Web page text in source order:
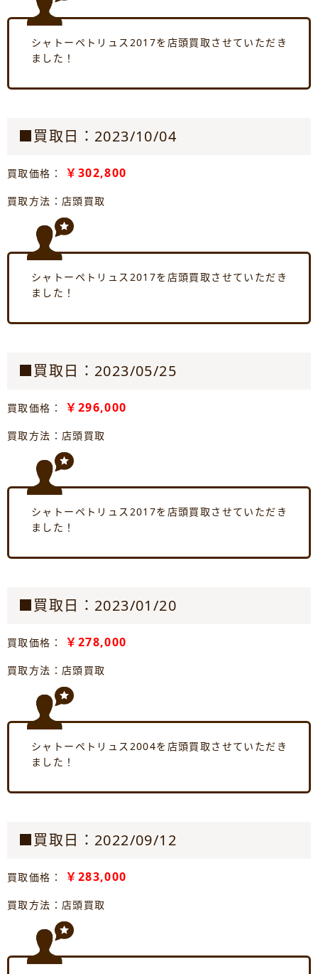
シャトーペトリュス2017を店頭買取させていただき
ました！
■買取日：2023/10/04
買取価格： ￥302,800
買取方法：店頭買取
シャトーペトリュス2017を店頭買取させていただき
ました！
■買取日：2023/05/25
買取価格： ￥296,000
買取方法：店頭買取
シャトーペトリュス2017を店頭買取させていただき
ました！
■買取日：2023/01/20
買取価格： ￥278,000
買取方法：店頭買取
シャトーペトリュス2004を店頭買取させていただき
ました！
■買取日：2022/09/12
買取価格： ￥283,000
買取方法：店頭買取